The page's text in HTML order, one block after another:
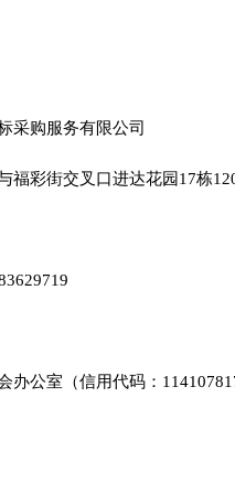
采购服务有限公司
福彩街交叉口进达花园17栋
公室（信用代码：